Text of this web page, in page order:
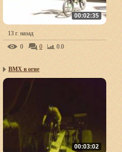
00:02:35
13 г. назад
0
0 0.0
BMX в огне
00:03:02